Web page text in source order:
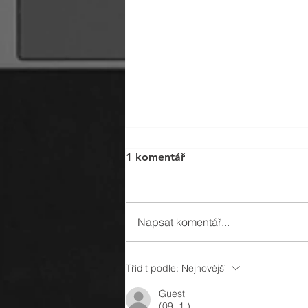
Více jak 25 let na trhu v
oblasti gastronomie!
1 komentář
Napsat komentář...
Třídit podle: Nejnovější
Guest